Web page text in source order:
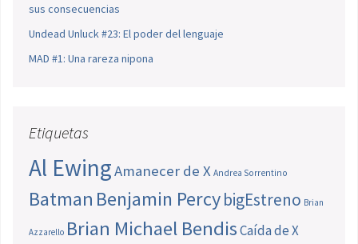
sus consecuencias
Undead Unluck #23: El poder del lenguaje
MAD #1: Una rareza nipona
Etiquetas
Al EwingAmanecer de X Andrea Sorrentino
Batman Benjamin PercybigEstreno Brian
Azzarello Brian Michael BendisCaída de X